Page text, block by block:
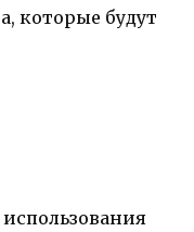
которые будут